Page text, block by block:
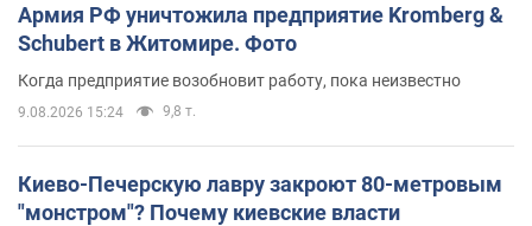
Армия РФ уничтожила предприятие Kromberg &
Schubert в Житомире. Фото
Когда предприятие возобновит работу, пока неизвестно
9.08.2026 15:24 9,8 т.
Киево-Печерскую лавру закроют 80-метровым
"монстром"? Почему киевские власти